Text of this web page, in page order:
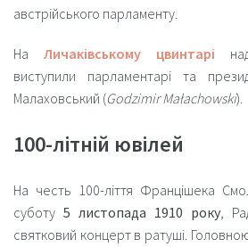
австрійського парламенту.
На Личаківському цвинтарі
виступили парламентарі та
Малаховський (Godzimir Małachowski).
100-літній ювілей
На честь 100-ліття Францішека
суботу 5 листопада 1910 року,
святковий концерт в ратуші.